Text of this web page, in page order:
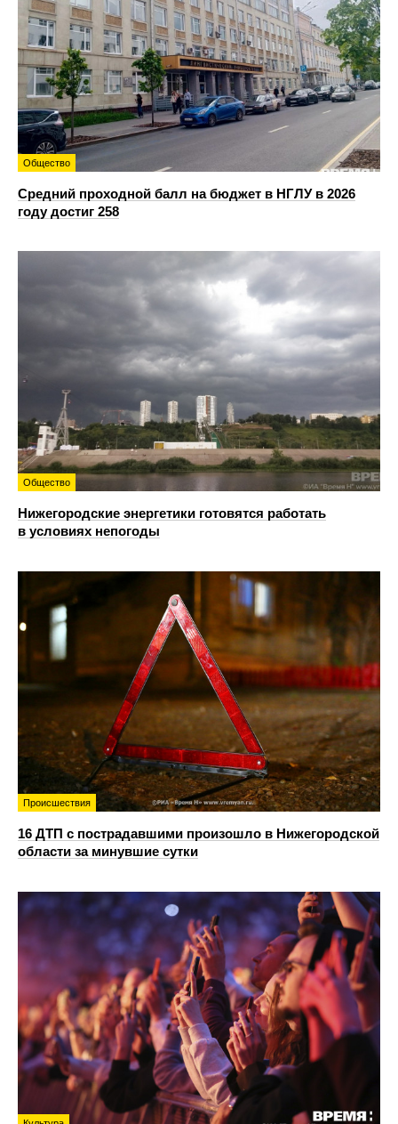
Общество
Средний проходной балл на бюджет в НГЛУ в 2026
году достиг 258
Общество
Нижегородские энергетики готовятся работать
в условиях непогоды
Происшествия
16 ДТП с пострадавшими произошло в Нижегородской
области за минувшие сутки